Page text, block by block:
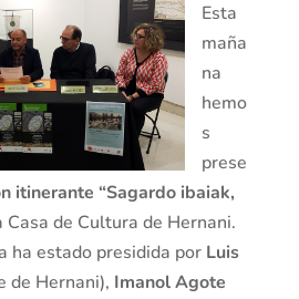
Esta
maña
na
hemo
s
prese
itinerante “Sagardo ibaiak,
Casa de Cultura de Hernani.
ha estado presidida por Luis
de Hernani), Imanol Agote